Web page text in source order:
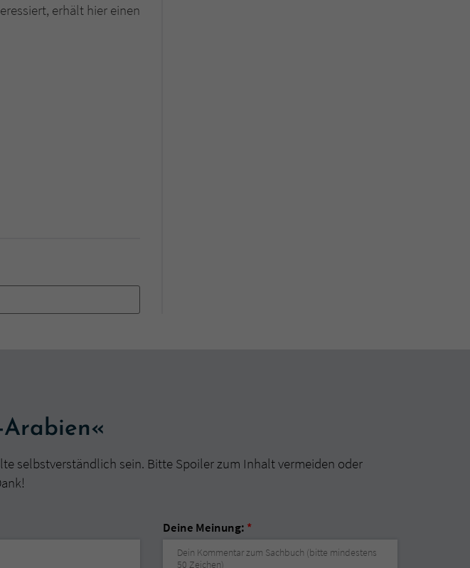
erhält hier einen
selbstverständlich sein. Bitte Spoiler zum Inhalt vermeiden oder
Deine Meinung: *